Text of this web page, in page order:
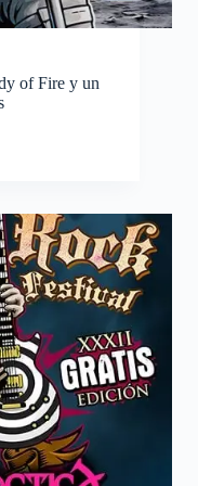
of Fire y un